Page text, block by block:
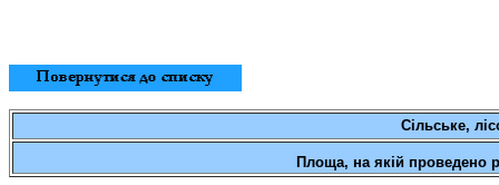
Сільське,
Площа, на якій проведено